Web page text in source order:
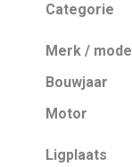
Categorie
Merk / model
Bouwjaar
Motor
Ligplaats